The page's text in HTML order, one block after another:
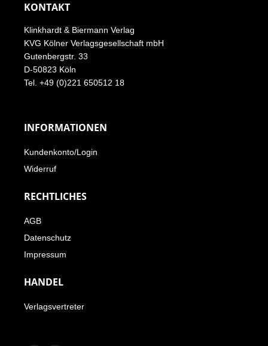
KONTAKT
Klinkhardt & Biermann Verlag
KVG Kölner Verlagsgesellschaft mbH
Gutenbergstr. 33
D-50823 Köln
Tel. +49 (0)221 650512 18
INFORMATIONEN
Kundenkonto/Login
Widerruf
RECHTLICHES
AGB
Datenschutz
Impressum
HANDEL
Verlagsvertreter